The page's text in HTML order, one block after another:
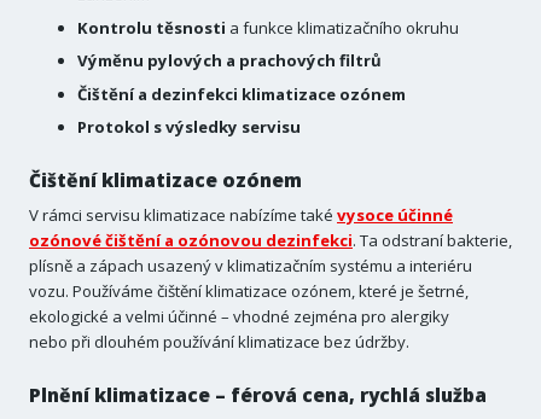
Kontrolu těsnosti a funkce klimatizačního okruhu
Výměnu pylových a prachových filtrů
Čištění a dezinfekci klimatizace ozónem
Protokol s výsledky servisu
Čištění klimatizace ozónem
V rámci servisu klimatizace nabízíme také vysoce účinné
ozónové čištění a ozónovou dezinfekci. Ta odstraní bakterie,
plísně a zápach usazený v klimatizačním systému a interiéru
vozu. Používáme čištění klimatizace ozónem, které je šetrné,
ekologické a velmi účinné – vhodné zejména pro alergiky
nebo při dlouhém používání klimatizace bez údržby.
Plnění klimatizace – férová cena, rychlá služba